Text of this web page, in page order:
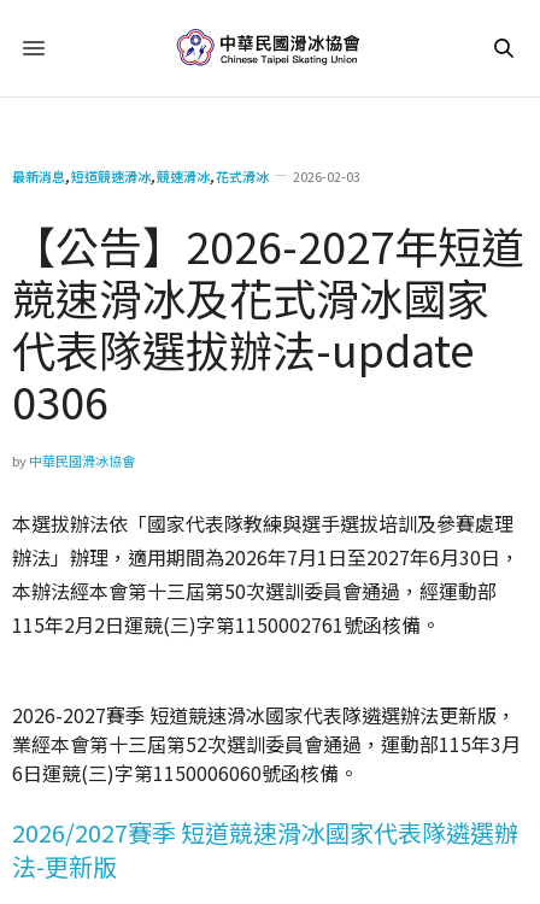
最新消息,短道競速滑冰,競速滑冰,花式滑冰 2026-02-03
【公告】2026-2027年短道
競速滑冰及花式滑冰國家
代表隊選拔辦法-update
0306
by中華民國滑冰協會
本選拔辦法依「國家代表隊教練與選手選拔培訓及參賽處理
辦法」辦理，適用期間為2026年7月1日至2027年6月30日，
本辦法經本會第十三屆第50次選訓委員會通過，經運動部
115年2月2日運競(三)字第1150002761號函核備。
2026-2027賽季 短道競速滑冰國家代表隊遴選辦法更新版，
業經本會第十三屆第52次選訓委員會通過，運動部115年3月
6日運競(三)字第1150006060號函核備。
2026/2027賽季 短道競速滑冰國家代表隊遴選辦
法-更新版